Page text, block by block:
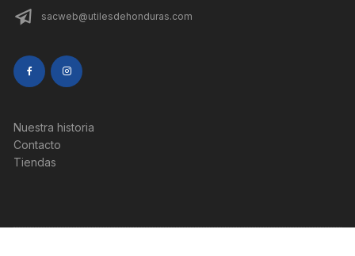
sacweb@utilesdehonduras.com
Nuestra historia
Contacto
Tiendas